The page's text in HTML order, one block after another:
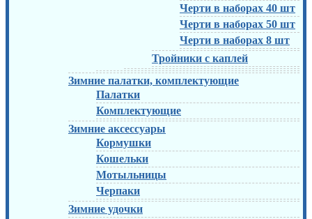
Черти в наборах 40 шт
Черти в наборах 50 шт
Черти в наборах 8 шт
Тройники с каплей
Зимние палатки, комплектующие
Палатки
Комплектующие
Зимние аксессуары
Кормушки
Кошельки
Мотыльницы
Черпаки
Зимние удочки